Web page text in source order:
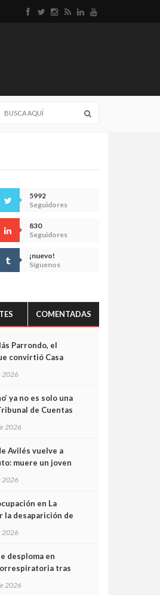
5992
Seguidores
830
Seguidores
¡nuevo!
Síguenos
COMENTADAS
Parrondo, el
convirtió Casa
2026
ya no es solo una
de Cuentas
los trenes que no
túneles
2026
Avilés vuelve a
muere un joven
2026
en La
la desaparición de
2026
desploma en
tras
2026